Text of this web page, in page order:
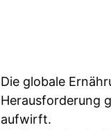
Die globale
Herausforderung
aufwirft.